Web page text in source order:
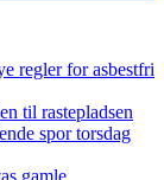
regler for asbestfri
til rastepladsen
spor torsdag
gamle